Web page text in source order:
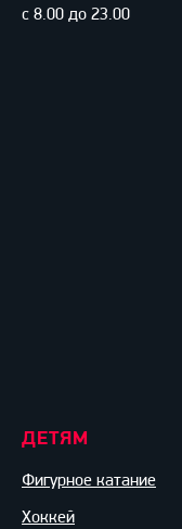
с 8.00 до 23.00
ДЕТЯМ
Фигурное катание
Хоккей